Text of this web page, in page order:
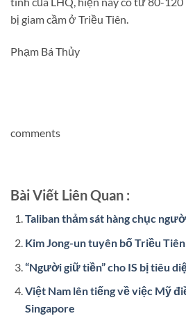
bị giam cầm ở Triều Tiên.
Phạm Bá Thủy
comments
Bài Viết Liên Quan :
Taliban thảm sát hàng chục
Kim Jong-un tuyên bố Triều
“Người giữ tiền” cho IS bị tiêu
Việt Nam lên tiếng về việc Mỹ
Singapore